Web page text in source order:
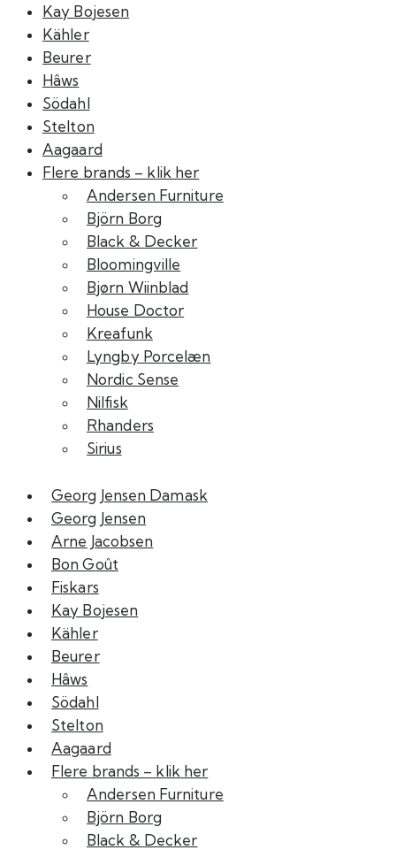
Kay Bojesen
Kähler
Beurer
Hâws
Södahl
Stelton
Aagaard
Flere brands – klik her
Andersen Furniture
Björn Borg
Black & Decker
Bloomingville
Bjørn Wiinblad
House Doctor
Kreafunk
Lyngby Porcelæn
Nordic Sense
Nilfisk
Rhanders
Sirius
Georg Jensen Damask
Georg Jensen
Arne Jacobsen
Bon Goût
Fiskars
Kay Bojesen
Kähler
Beurer
Hâws
Södahl
Stelton
Aagaard
Flere brands – klik her
Andersen Furniture
Björn Borg
Black & Decker